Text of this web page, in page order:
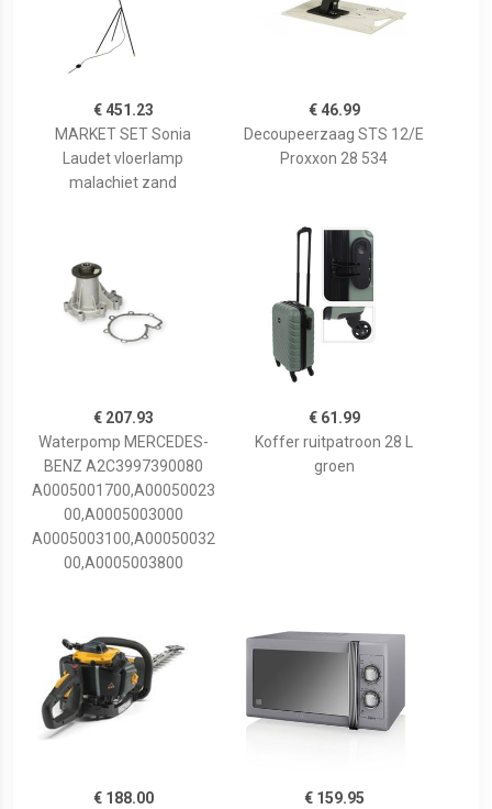
€ 451.23
MARKET SET Sonia
Laudet vloerlamp
malachiet zand
€ 46.99
Decoupeerzaag STS 12/E
Proxxon 28 534
€ 207.93
Waterpomp MERCEDES-
BENZ A2C3997390080
A0005001700,A00050023
00,A0005003000
A0005003100,A00050032
00,A0005003800
€ 61.99
Koffer ruitpatroon 28 L
groen
€ 188.00
€ 159.95